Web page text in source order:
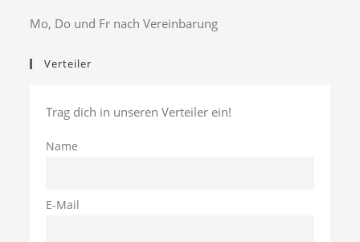
Mo, Do und Fr nach Vereinbarung
Verteiler
Trag dich in unseren Verteiler ein!
Name
E-Mail